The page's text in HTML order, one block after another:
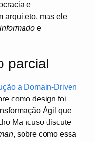
e
arquiteto, mas ele
informado e
parcial
a Domain-Driven
como design foi
Ágil que
Mancuso discute
, sobre como essa